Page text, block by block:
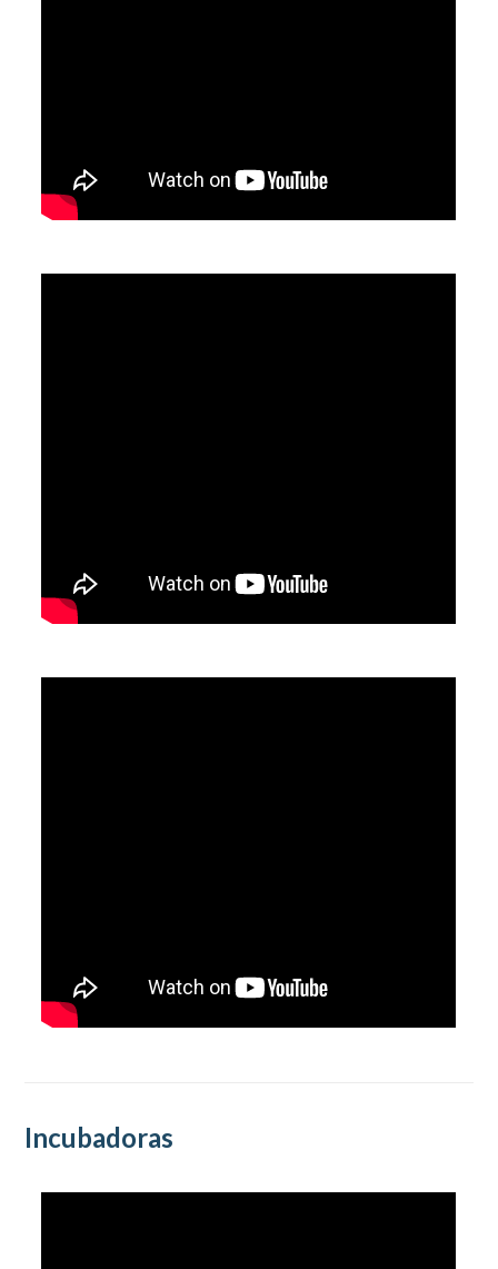
Incubadoras